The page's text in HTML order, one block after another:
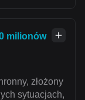
milionów
złożony
sytuacjach,